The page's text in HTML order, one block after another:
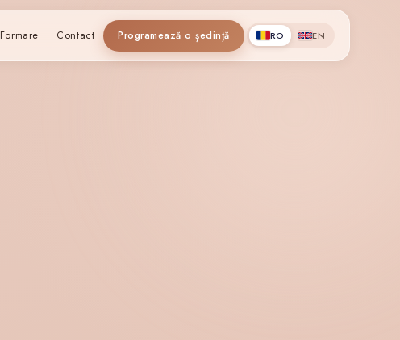
Formare Contact Programează o ședință RO EN